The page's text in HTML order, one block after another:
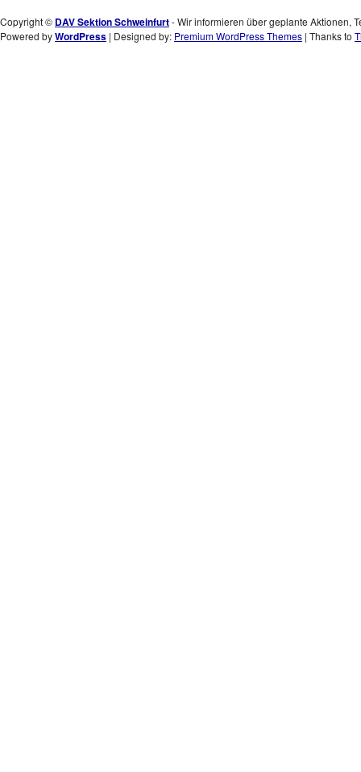
Copyright © DAV Sektion Schweinfurt- Wir informieren über geplante Aktionen,
Powered byWordPress | Designed by: Premium WordPress Themes | Thanks to